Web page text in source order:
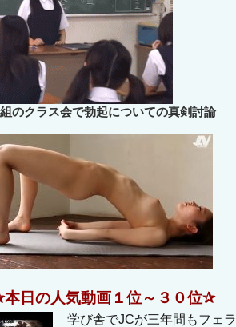
のクラス会で勃起についての真剣討論
日の人気動画１位～３０位✰
学び舎でJCが三年間もフェラ